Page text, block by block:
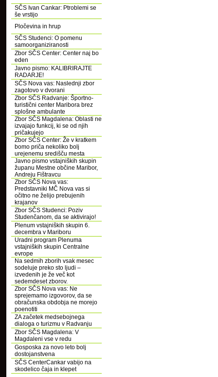
SČS Ivan Cankar: Ptroblemi se
še vrstijo
Pločevina in hrup
SČS Studenci: O pomenu
samoorganiziranosti
Zbor SČS Center: Center naj bo
eden
Javno pismo: KALIBRIRAJTE
RADARJE!
SČS Nova vas: Naslednji zbor
zagotovo v dvorani
Zbor SČS Radvanje: Športno-
turistični center Maribora brez
splošne ambulante
Zbor SČS Magdalena: Oblasti ne
izvajajo funkcij, ki se od njih
pričakujejo
Zbor SČS Center: Že v kratkem
bomo priča nekoliko bolj
urejenemu središču mesta
Javno pismo vstajniških skupin
županu Mestne občine Maribor,
Andreju Fištravcu
Zbor SČS Nova vas:
Predstavniki MČ Nova vas si
očitno ne želijo prebujenih
krajanov
Zbor SČS Studenci: Poziv
Studenčanom, da se aktivirajo!
Plenum vstajniških skupin 6.
decembra v Mariboru
Uradni program Plenuma
vstajniških skupin Centralne
evrope
Na sedmih zborih vsak mesec
sodeluje preko sto ljudi –
izvedenih je že več kot
sedemdeset zborov.
Zbor SČS Nova vas: Ne
sprejemamo izgovorov, da se
obračunska obdobja ne morejo
poenotiti
ZA začetek medsebojnega
dialoga o turizmu v Radvanju
Zbor SČS Magdalena: V
Magdaleni vse v redu
Gosposka za novo leto bolj
dostojanstvena
SČS CenterCankar vabijo na
skodelico čaja in klepet